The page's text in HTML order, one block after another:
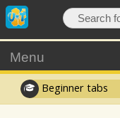
Menu
Beginner tabs